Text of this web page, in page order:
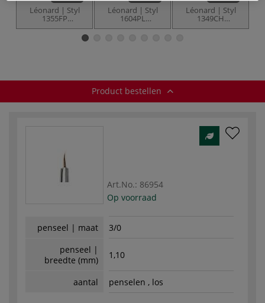
Léonard | Styl
1355FP
aquarelpenseel ○
synthetisch haar
Léonard | Styl
1604PL
aquarelpenseel ○
Léonard | Styl
1349CH
aquarelpenseel ○
Product bestellen
Art.No.: 86954
Op voorraad
penseel | maat
3/0
penseel |
breedte (mm)
1,10
aantal penselen , los